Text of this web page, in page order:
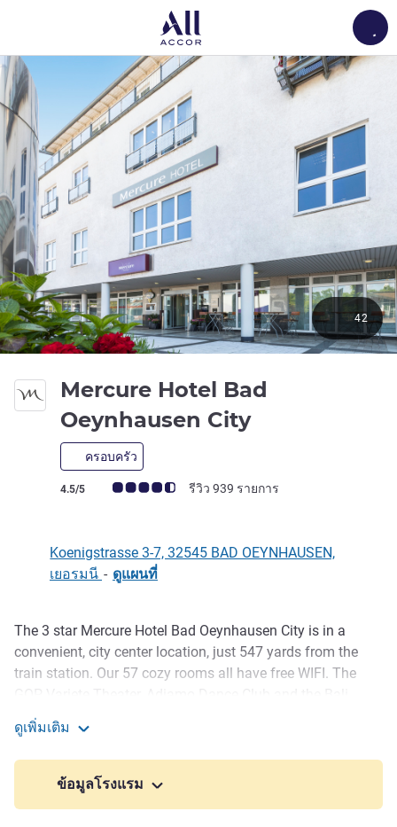
Mercure Hotel Bad
Oeynhausen City
ครอบครัว
คะแนนความคิดเห็นจากแขก (เรทติ้งบน ALL)
4.5/5 รีวิว 939 รายการ
42
Koenigstrasse 3-7, 32545 BAD OEYNHAUSEN,
เยอรมนี - ดูแผนที่
รายละเอียด
The 3 star Mercure Hotel Bad Oeynhausen City is in a
convenient, city center location, just 547 yards from the
train station. Our 57 cozy rooms all have free WIFI. The
Therme spa, which is perfect for relaxing and swimming,
are all within walking distance. Our meeting room has WIFI
and a 65 inch flat screen, making it ideal for your event of
up to 20 people. Hannover Airport is 40.4 miles away take
ดูเพิ่มเติม
ข้อมูลโรงแรม